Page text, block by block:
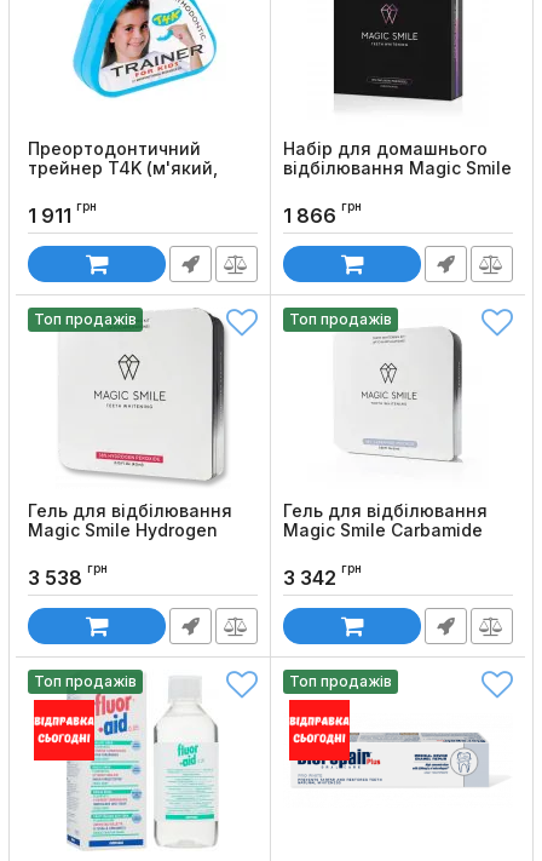
Преортодонтичний
трейнер T4K (м'який,
Код товару:
1 911 грн
Набір для домашнього
відбілювання Magic Smile
Код товару:
1 866 грн
Топ продажів
Гель для відбілювання
Magic Smile Hydrogen
Код товару:
3 538 грн
Топ продажів
Гель для відбілювання
Magic Smile Carbamide
Код товару:
3 342 грн
Топ продажів Топ продажів